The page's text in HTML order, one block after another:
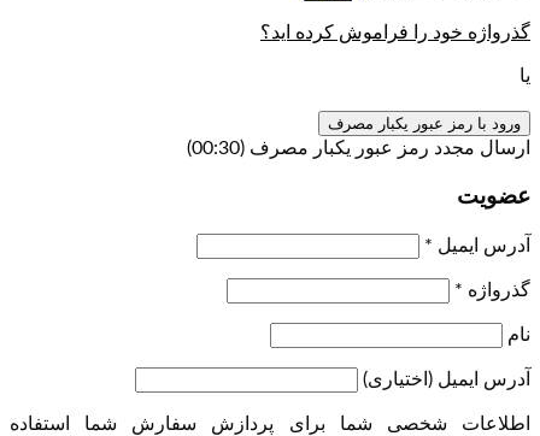
گذرواژه خود را فراموش کرده اید؟
یا
ورود با رمز عبور یکبار مصرف
ارسال مجدد رمز عبور یکبار مصرف (00:
30
)
عضویت
آدرس ایمیل *
گذرواژه *
نام
آدرس ایمیل (اختیاری)
اطلاعات شخصی شما برای پردازش سفارش شما استفاده